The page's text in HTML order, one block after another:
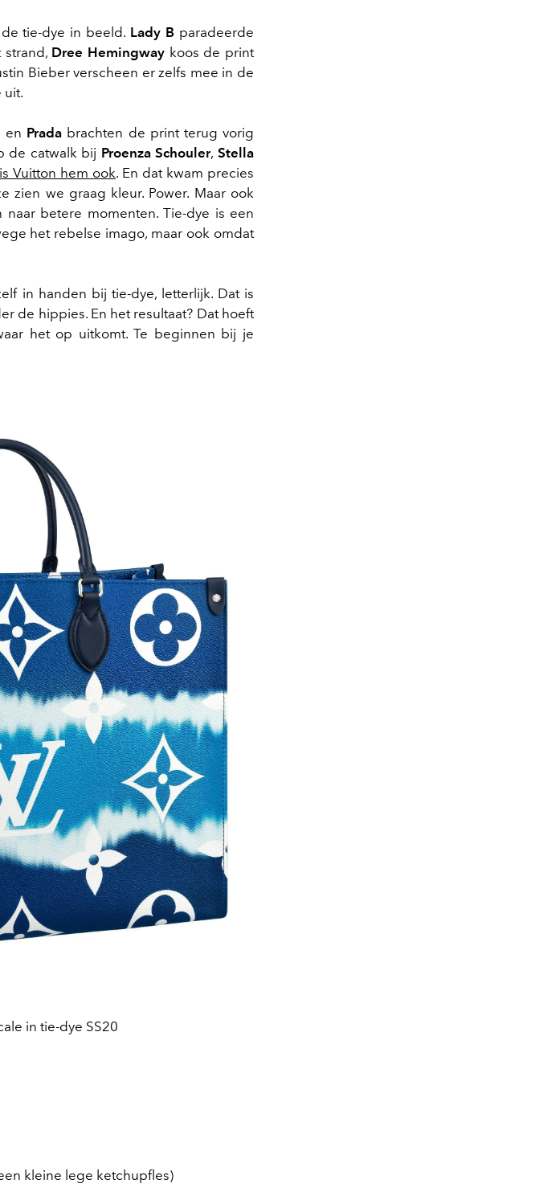
tie-dye in beeld. Lady B paradeerde
Dree Hemingwaykoos de print
Bieber verscheen er zelfs mee in de
uit.
en Prada brachten de print terug vorig
de catwalk bij Proenza Schouler,Stella
Vuitton hem ook. En dat kwam precies
zien we graag kleur. Power. Maar ook
betere momenten. Tie-dye is een
het rebelse imago, maar ook omdat
in handen bij tie-dye, letterlijk. Dat is
de hippies. En het resultaat? Dat hoeft
het op uitkomt. Te beginnen bij je
in tie-dye SS20
kleine lege ketchupfles)